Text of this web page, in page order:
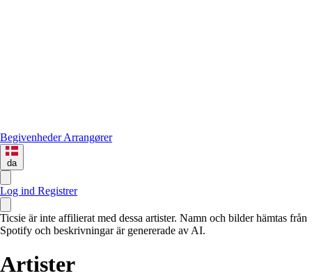
BegivenhederArrangører
da
Log ind Registrer
Ticsie är inte affilierat med dessa artister. Namn och bilder hämtas från
Spotify och beskrivningar är genererade av AI.
Artister